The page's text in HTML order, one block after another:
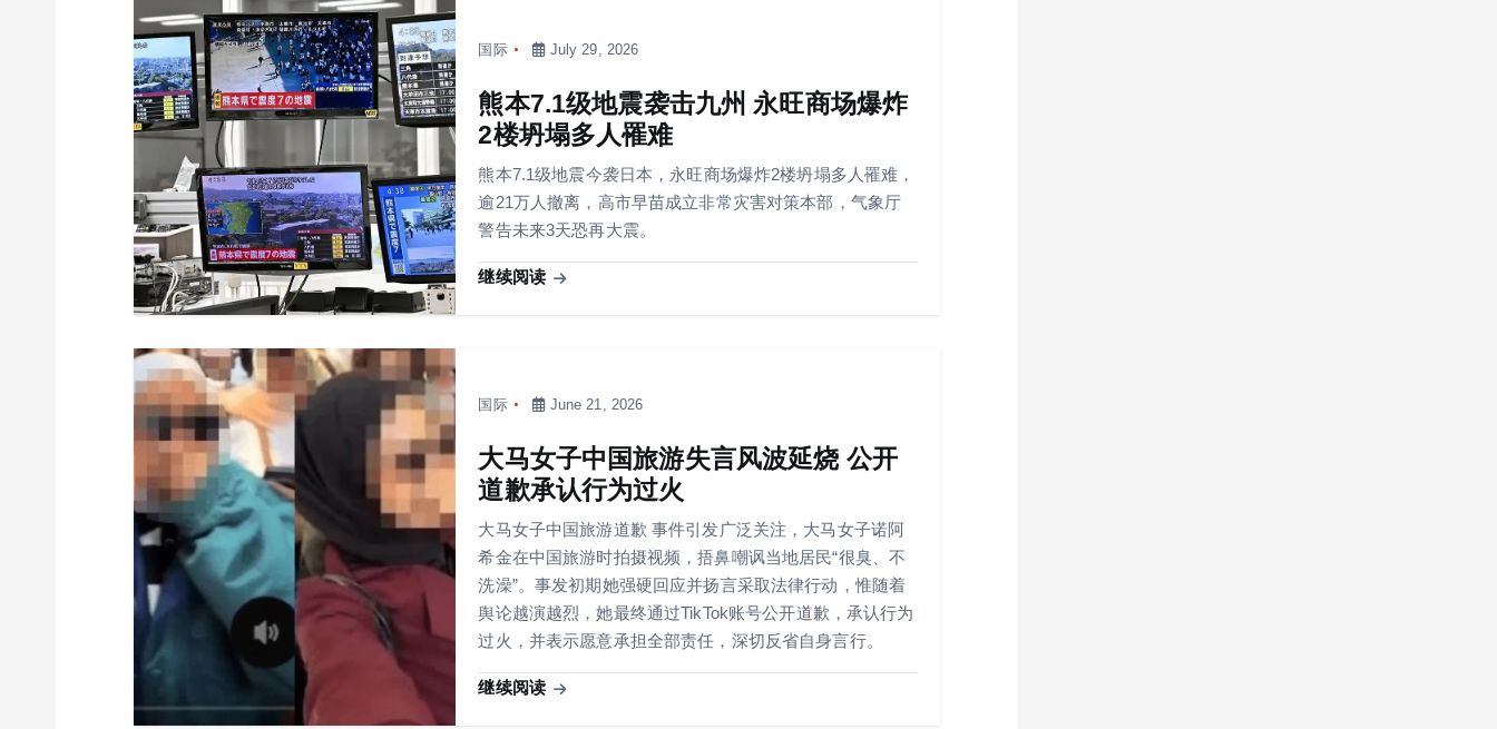
国际 July 29, 2026
熊本7.1级地震袭击九州 永旺商场爆炸
2楼坍塌多人罹难
熊本7.1级地震今袭日本，永旺商场爆炸2楼坍塌多人罹难，
逾21万人撤离，高市早苗成立非常灾害对策本部，气象厅
警告未来3天恐再大震。
继续阅读
国际 June 21, 2026
大马女子中国旅游失言风波延烧 公开
道歉承认行为过火
大马女子中国旅游道歉 事件引发广泛关注，大马女子诺阿
希金在中国旅游时拍摄视频，捂鼻嘲讽当地居民“很臭、不
洗澡”。事发初期她强硬回应并扬言采取法律行动，惟随着
舆论越演越烈，她最终通过TikTok账号公开道歉，承认行为
过火，并表示愿意承担全部责任，深切反省自身言行。
继续阅读